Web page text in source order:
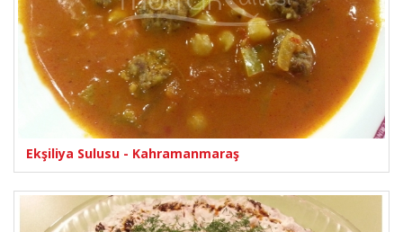
Ekşiliya Sulusu - Kahramanmaraş